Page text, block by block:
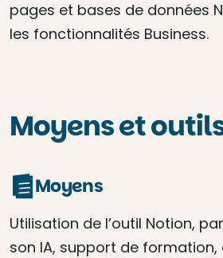
pages et bases de données
les fonctionnalités Business.
Moyens et
Moyens
Utilisation de l’outil Notion,
son IA, support de